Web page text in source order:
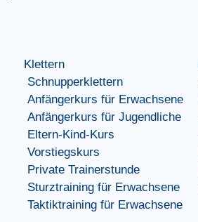
Klettern
Schnupperklettern
Anfängerkurs für Erwachsene
Anfängerkurs für Jugendliche
Eltern-Kind-Kurs
Vorstiegskurs
Private Trainerstunde
Sturztraining für Erwachsene
Taktiktraining für Erwachsene